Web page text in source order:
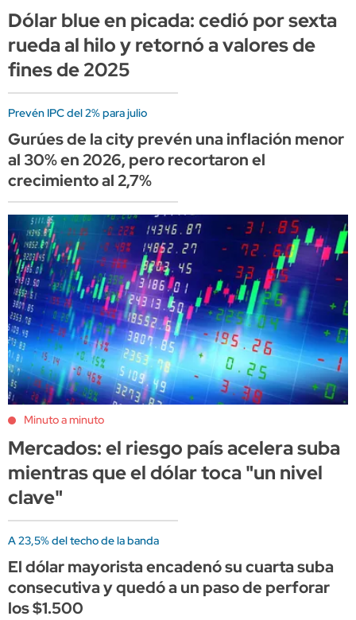
Dólar blue en picada: cedió por sexta
rueda al hilo y retornó a valores de
fines de 2025
Prevén IPC del 2% para julio
Gurúes de la city prevén una inflación menor
al 30% en 2026, pero recortaron el
crecimiento al 2,7%
Minuto a minuto
Mercados: el riesgo país acelera suba
mientras que el dólar toca "un nivel
clave"
A 23,5% del techo de la banda
El dólar mayorista encadenó su cuarta suba
consecutiva y quedó a un paso de perforar
los $1.500